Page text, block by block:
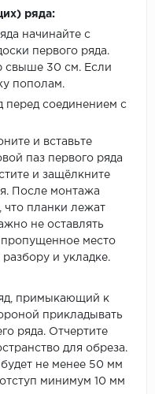
ряда:
начинайте с
первого ряда.
свыше 30 см. Если
пополам.
перед соединением с
и вставьте
паз первого ряда
и защёлкните
После монтажа
что планки лежат
не оставлять
пропущенное место
и укладке.
примыкающий к
прикладывать
ряда. Отчертите
для обреза.
не менее 50 мм
минимум 10 мм